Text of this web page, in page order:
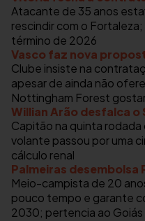
Atacante de 35 anos
rescindir com o
término de 2026
Vasco faz nova
Clube insiste na
apesar de ainda não
Nottingham Forest
Willian Arão desfalca o
Capitão na quinta
volante passou por uma
cálculo renal
Palmeiras desembolsa
Meio-campista de 20
pouco tempo e garante
2030; pertencia ao Goiás